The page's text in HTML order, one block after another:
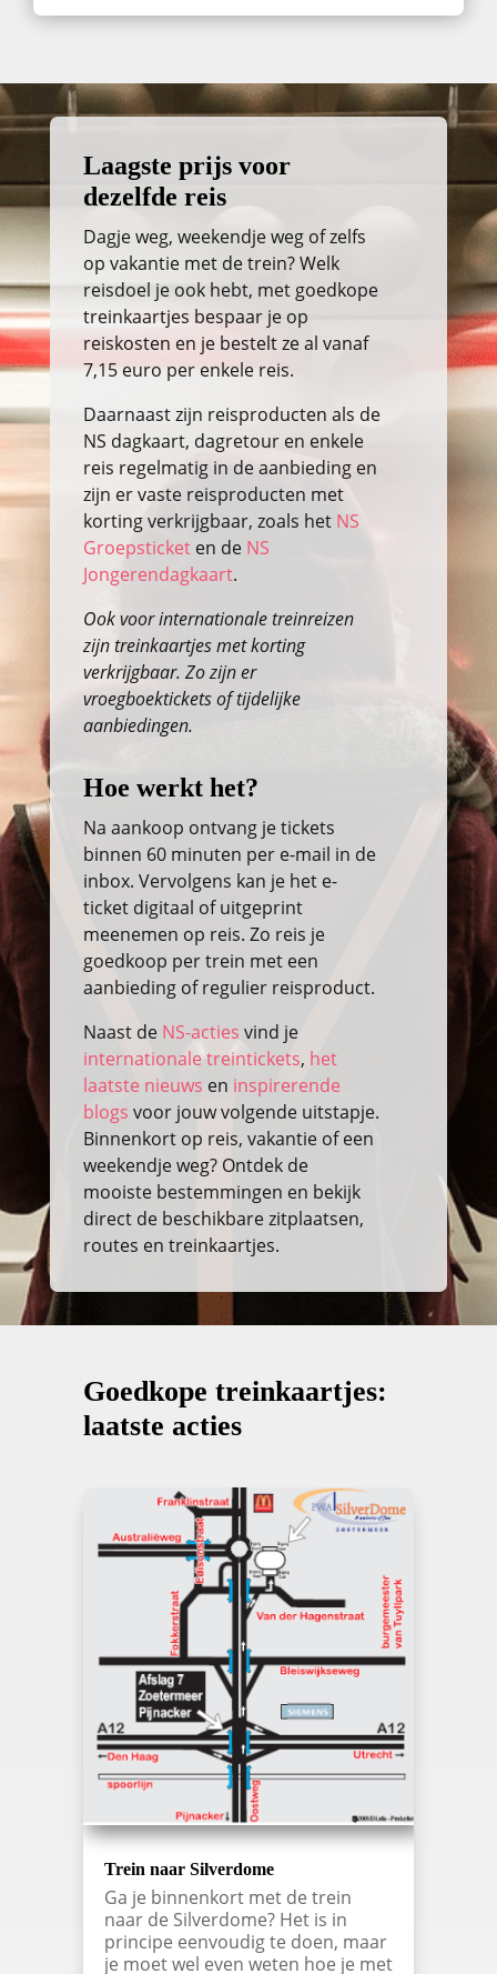
Laagste prijs voor
dezelfde reis
Dagje weg, weekendje weg of zelfs
op vakantie met de trein? Welk
reisdoel je ook hebt, met goedkope
treinkaartjes bespaar je op
reiskosten en je bestelt ze al vanaf
7,15 euro per enkele reis.
Daarnaast zijn reisproducten als de
NS dagkaart, dagretour en enkele
reis regelmatig in de aanbieding en
zijn er vaste reisproducten met
korting verkrijgbaar, zoals het NS
Groepsticketen de NS
Jongerendagkaart.
Ook voor internationale treinreizen
zijn treinkaartjes met korting
verkrijgbaar. Zo zijn er
vroegboektickets of tijdelijke
aanbiedingen.
Hoe werkt het?
Na aankoop ontvang je tickets
binnen 60 minuten per e-mail in de
inbox. Vervolgens kan je het e-
ticket digitaal of uitgeprint
meenemen op reis. Zo reis je
goedkoop per trein met een
aanbieding of regulier reisproduct.
Naast de NS-acties vind je
internationale treintickets, het
laatste nieuws en inspirerende
blogs voor jouw volgende uitstapje.
Binnenkort op reis, vakantie of een
weekendje weg? Ontdek de
mooiste bestemmingen en bekijk
direct de beschikbare zitplaatsen,
routes en treinkaartjes.
Goedkope treinkaartjes:
laatste acties
Trein naar Silverdome
Ga je binnenkort met de trein
naar de Silverdome? Het is in
principe eenvoudig te doen, maar
je moet wel even weten hoe je met